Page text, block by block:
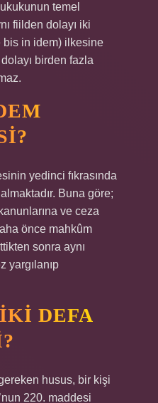
temel
fiilden dolayı iki
bis in idem) ilkesine
birden fazla
yedinci fıkrasında
Buna göre;
ve ceza
önce mahkûm
sonra aynı
yargılanıp
DEFA
husus, bir kişi
220. maddesi